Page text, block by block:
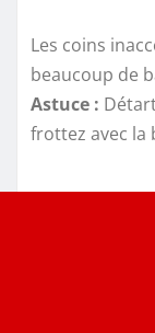
Les coins
beaucoup de
Astuce :
frottez avec la